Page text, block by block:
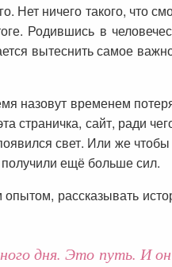
Нет ничего такого, что
Родившись в
вытеснить самое
назовут временем
страничка, сайт, ради
свет. Или же
ещё больше сил.
рассказывать
дня. Это путь. И